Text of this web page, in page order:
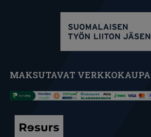
MAKSUTAVAT